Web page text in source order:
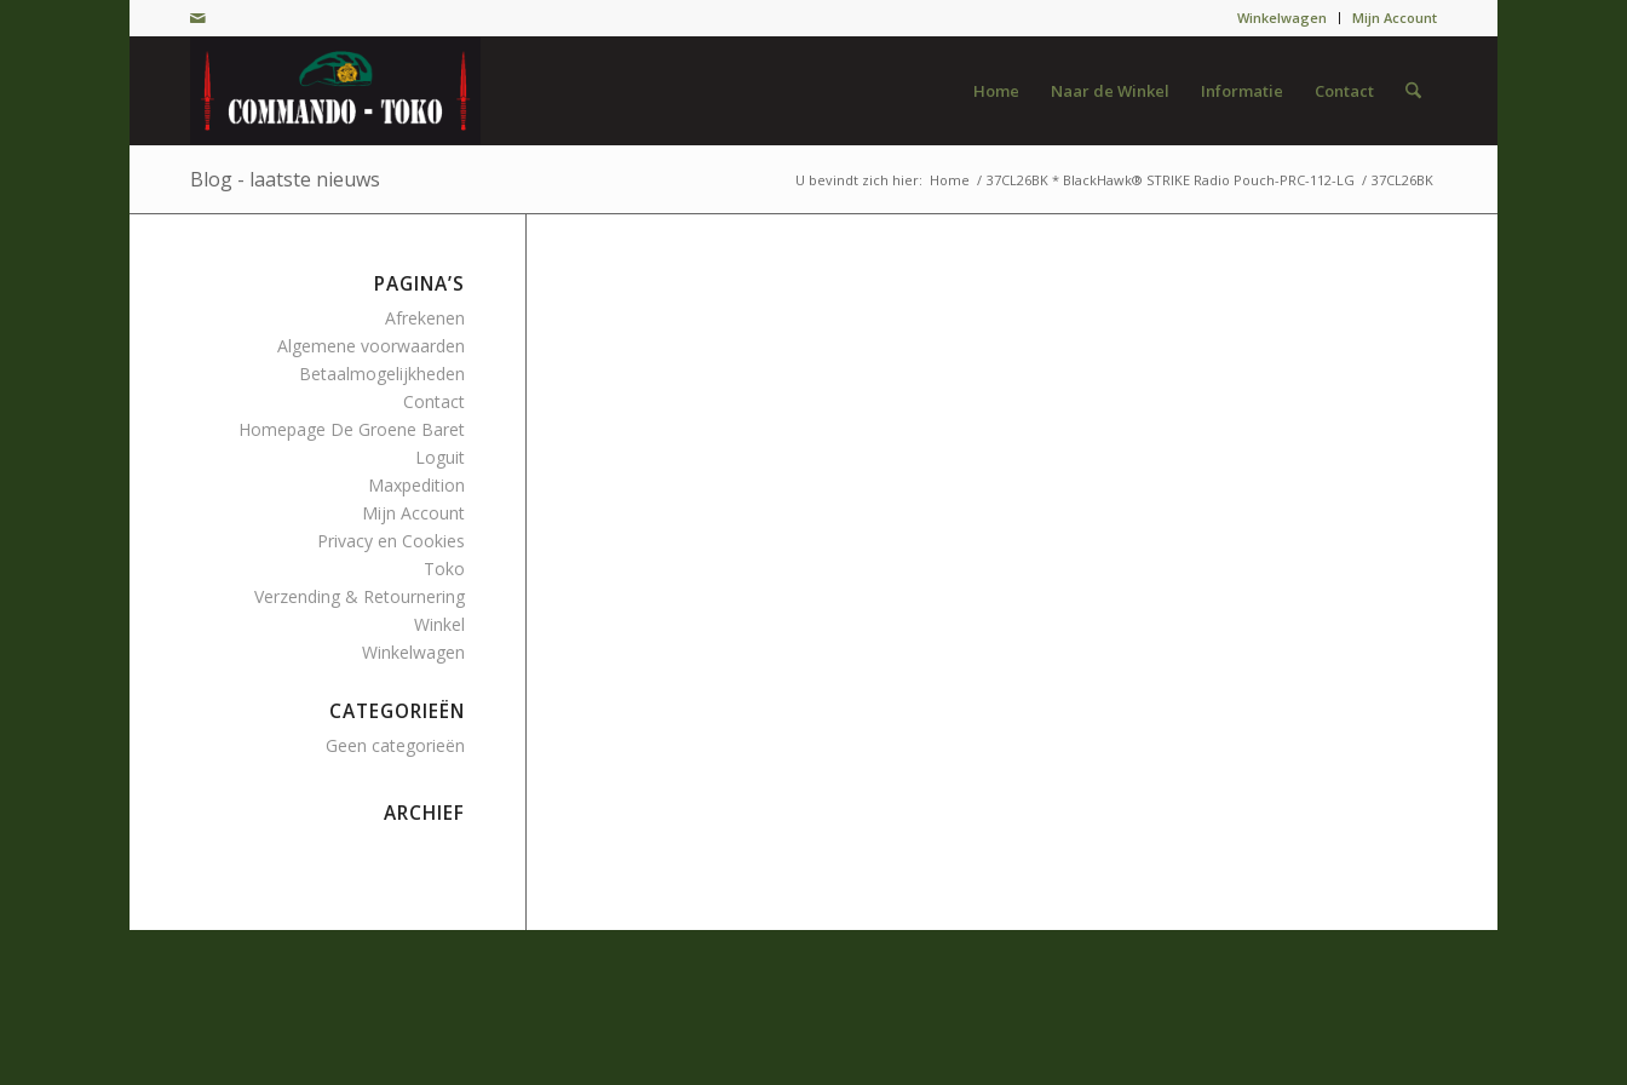
Winkelwagen Mijn Account
Home Naar de Winkel Informatie Contact
Blog - laatste nieuws U bevindt zich hier: Home / 37CL26BK * BlackHawk® STRIKE Radio Pouch-PRC-112-LG / 37CL26BK
PAGINA’S
Afrekenen
Algemene voorwaarden
Betaalmogelijkheden
Contact
Homepage De Groene Baret
Loguit
Maxpedition
Mijn Account
Privacy en Cookies
Toko
Verzending & Retournering
Winkel
Winkelwagen
CATEGORIEËN
Geen categorieën
ARCHIEF